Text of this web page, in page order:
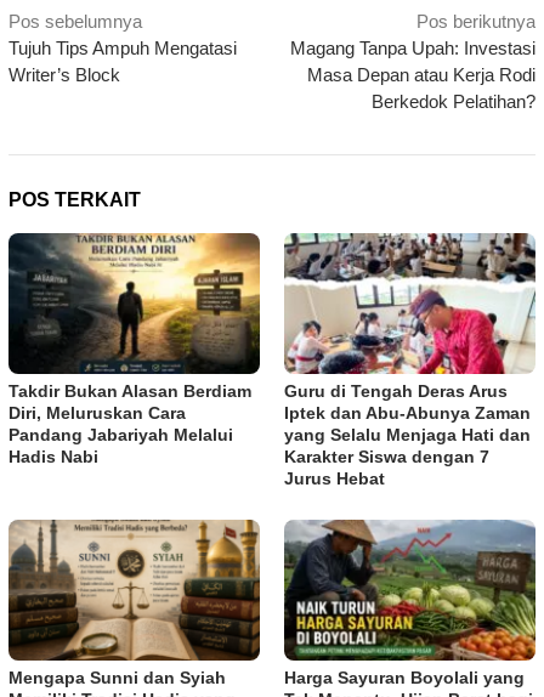
Navigasi
pos
Pos sebelumnya
Tujuh Tips Ampuh Mengatasi
Writer’s Block
Pos berikutnya
Magang Tanpa Upah: Investasi
Masa Depan atau Kerja Rodi
Berkedok Pelatihan?
POS TERKAIT
Takdir Bukan Alasan Berdiam
Diri, Meluruskan Cara
Pandang Jabariyah Melalui
Hadis Nabi
Guru di Tengah Deras Arus
Iptek dan Abu-Abunya Zaman
yang Selalu Menjaga Hati dan
Karakter Siswa dengan 7
Jurus Hebat
Mengapa Sunni dan Syiah
Harga Sayuran Boyolali yang